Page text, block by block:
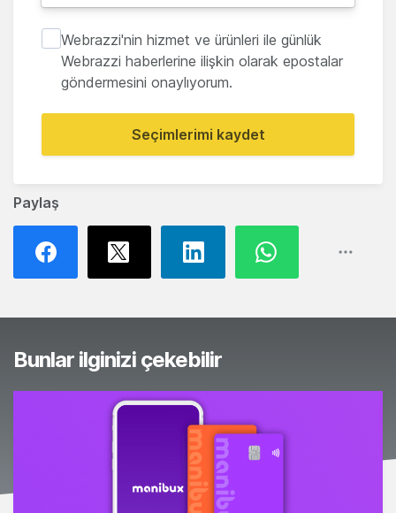
Paylaş
Webrazzi'nin hizmet ve ürünleri ile günlük
Webrazzi haberlerine ilişkin olarak epostalar
göndermesini onaylıyorum.
Seçimlerimi kaydet
Bunlar ilginizi çekebilir